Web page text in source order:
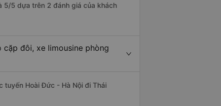
5/5 dựa trên 2 đánh giá của khách
đôi, xe limousine phòng
tuyến Hoài Đức - Hà Nội đi Thái